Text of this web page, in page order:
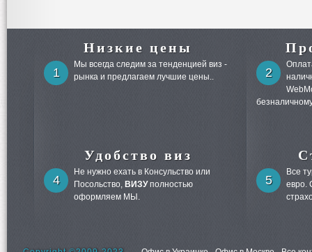
Низкие цены
1
Мы всегда следим за тенденцией виз -
рынка и предлагаем лучшие цены..
2
Удобство виз
4
Не нужно ехать в Консульство или
Посольство, ВИЗУполностью
оформляем МЫ.
5
Все
евро.